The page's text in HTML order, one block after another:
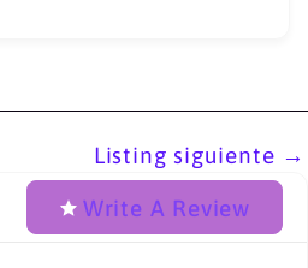
Listing siguiente →
Write A Review